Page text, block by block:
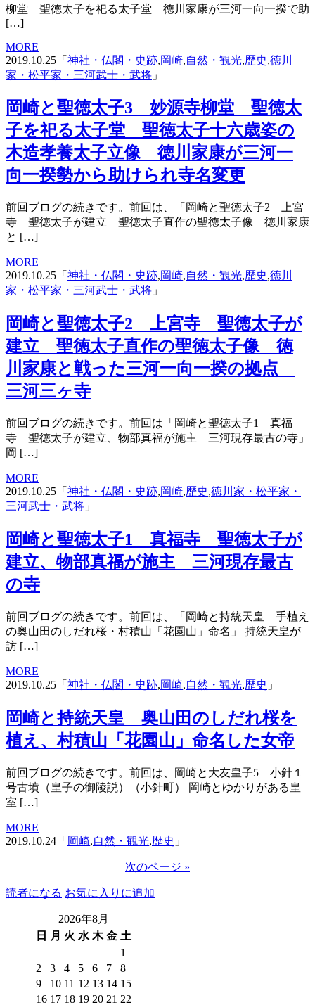
柳堂 聖徳太子を祀る太子堂 徳川家康が三河一向一揆で助
[…]
MORE
2019.10.25「 神社・仏閣・史跡,岡崎,自然・観光,歴史,徳川
家・松平家・三河武士・武将 」
岡崎と聖徳太子3 妙源寺柳堂 聖徳太
子を祀る太子堂 聖徳太子十六歳姿の
木造孝養太子立像 徳川家康が三河一
向一揆勢から助けられ寺名変更
前回ブログの続きです。前回は、「岡崎と聖徳太子2 上宮
寺 聖徳太子が建立 聖徳太子直作の聖徳太子像 徳川家康
と […]
MORE
2019.10.25「 神社・仏閣・史跡,岡崎,自然・観光,歴史,徳川
家・松平家・三河武士・武将 」
岡崎と聖徳太子2 上宮寺 聖徳太子が
建立 聖徳太子直作の聖徳太子像 徳
川家康と戦った三河一向一揆の拠点
三河三ヶ寺
前回ブログの続きです。前回は「岡崎と聖徳太子1 真福
寺 聖徳太子が建立、物部真福が施主 三河現存最古の寺」
岡 […]
MORE
2019.10.25「 神社・仏閣・史跡,岡崎,歴史,徳川家・松平家・
三河武士・武将 」
岡崎と聖徳太子1 真福寺 聖徳太子が
建立、物部真福が施主 三河現存最古
の寺
前回ブログの続きです。前回は、「岡崎と持統天皇 手植え
の奥山田のしだれ桜・村積山「花園山」命名」 持統天皇が
訪 […]
MORE
2019.10.25「 神社・仏閣・史跡,岡崎,自然・観光,歴史 」
岡崎と持統天皇 奥山田のしだれ桜を
植え、村積山「花園山」命名した女帝
前回ブログの続きです。前回は、岡崎と大友皇子5 小針１
号古墳（皇子の御陵説）（小針町） 岡崎とゆかりがある皇
室 […]
MORE
2019.10.24「 岡崎,自然・観光,歴史 」
次のページ »
読者になる お気に入りに追加
2026年8月
日
月 火 水 木 金 土
1
2
3 4 5 6 7
8
9
10 11 12 13 14 15
16 17 18 19 20 21 22